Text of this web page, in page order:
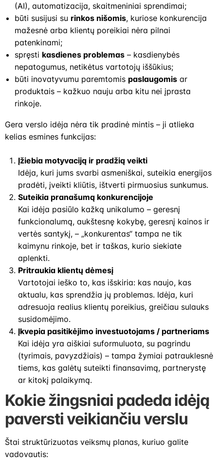
(AI), automatizacija, skaitmeniniai sprendimai;
būti susijusi su rinkos nišomis, kuriose konkurencija
mažesnė arba klientų poreikiai nėra pilnai
patenkinami;
spręsti kasdienes problemas – kasdienybės
nepatogumus, netikėtus vartotojų iššūkius;
būti inovatyvumu paremtomis paslaugomis ar
produktais – kažkuo nauju arba kitu nei įprasta
rinkoje.
Gera verslo idėja nėra tik pradinė mintis – ji atlieka
kelias esmines funkcijas:
Įžiebia motyvaciją ir pradžią veikti
Idėja, kuri jums svarbi asmeniškai, suteikia energijos
pradėti, įveikti kliūtis, ištverti pirmuosius sunkumus.
Suteikia pranašumą konkurencijoje
Kai idėja pasiūlo kažką unikalumo – geresnį
funkcionalumą, aukštesnę kokybę, geresnį kainos ir
vertės santykį, – „konkurentas“ tampa ne tik
kaimynu rinkoje, bet ir taškas, kurio siekiate
aplenkti.
Pritraukia klientų dėmesį
Vartotojai ieško to, kas išskiria: kas naujo, kas
aktualu, kas sprendžia jų problemas. Idėja, kuri
adresuoja realius klientų poreikius, greičiau sulauks
susidomėjimo.
Įkvepia pasitikėjimo investuotojams / partneriams
Kai idėja yra aiškiai suformuluota, su pagrindu
(tyrimais, pavyzdžiais) – tampa žymiai patrauklesnė
tiems, kas galėtų suteikti finansavimą, partnerystę
ar kitokį palaikymą.
Kokie žingsniai padeda idėją
paversti veikiančiu verslu
Štai struktūrizuotas veiksmų planas, kuriuo galite
vadovautis: